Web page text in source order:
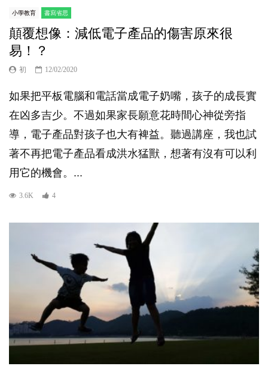
小學教育 書寫省思
顛覆想像：減低電子產品的傷害原來很
易！？
初 12/02/2020
如果把平板電腦和電話當成電子奶嘴，孩子的成長實
在凶多吉少。不過如果家長願意花時間心神從旁指
導，電子產品對孩子也大有裨益。聽過講座，我也試
著不再把電子產品看成洪水猛獸，想著有沒有可以利
用它的機會。...
3.6K 4